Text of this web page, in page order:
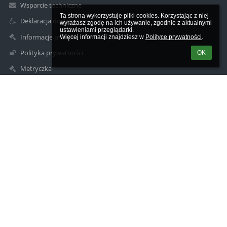
Ta strona wykorzystuje pliki cookies. Korzystając z niej
wyrażasz zgodę na ich używanie, zgodnie z aktualnymi
ustawieniami przeglądarki.
Więcej informacji znajdziesz w Polityce prywatności.
OK
Wsparcie techniczne
Deklaracja dostępności
Informacje prawne
Polityka prywatności
Metryczka